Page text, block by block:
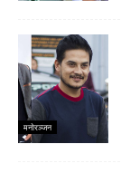
मनाेरञ्जन